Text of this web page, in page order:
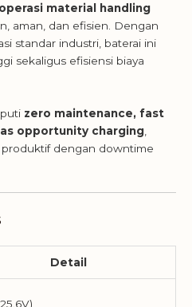
operasi material handling
aman, dan efisien. Dengan
standar industri, baterai ini
sekaligus efisiensi biaya
zero maintenance, fast
opportunity charging
dengan downtime
Detail